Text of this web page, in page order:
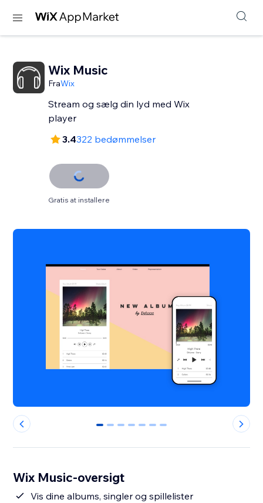
Wix Music
FraWix
Stream og sælg din lyd med Wix
player
3.4322 bedømmelser
Gratis at installere
0 1 2 3 4 5 6
Wix Music-oversigt
Vis dine albums, singler og spillelister